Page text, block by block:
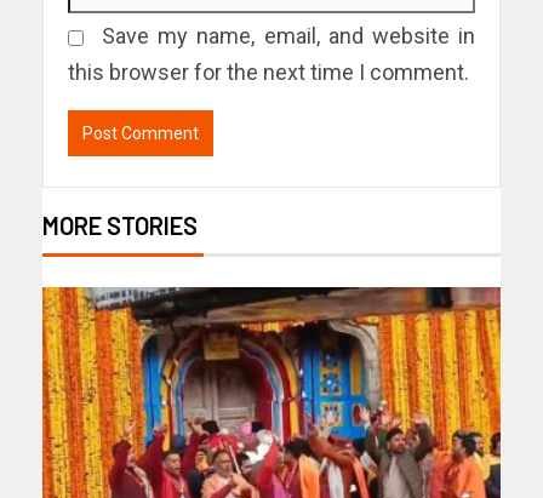
Save my name, email, and website in
this browser for the next time I comment.
MORE STORIES